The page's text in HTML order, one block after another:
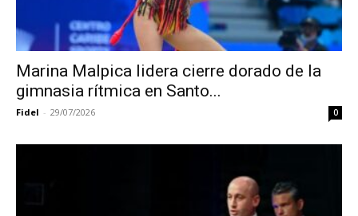
Marina Malpica lidera cierre dorado de la
gimnasia rítmica en Santo...
Fidel - 29/07/2026 0